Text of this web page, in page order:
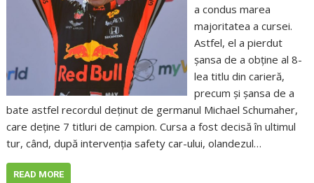
a condus marea
majoritatea a cursei.
Astfel, el a pierdut
șansa de a obține al 8-
lea titlu din carieră,
precum și șansa de a
bate astfel recordul deținut de germanul Michael Schumaher,
care deține 7 titluri de campion. Cursa a fost decisă în ultimul
tur, când, după intervenția safety car-ului, olandezul…
READ MORE